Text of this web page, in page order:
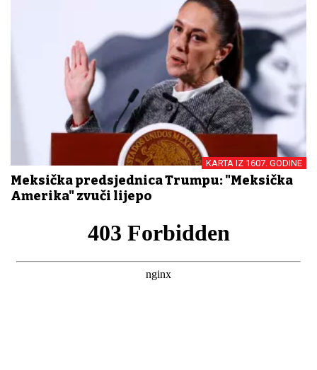
KARTA IZ 1607. GODINE
Meksička predsjednica Trumpu: "Meksička
Amerika" zvuči lijepo